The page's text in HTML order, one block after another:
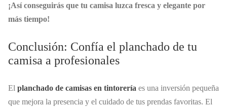
¡Así conseguirás que tu camisa luzca fresca y elegante por
más tiempo!
Conclusión: Confía el planchado de tu
camisa a profesionales
El planchado de camisas en tintorería es una inversión pequeña
que mejora la presencia y el cuidado de tus prendas favoritas. El